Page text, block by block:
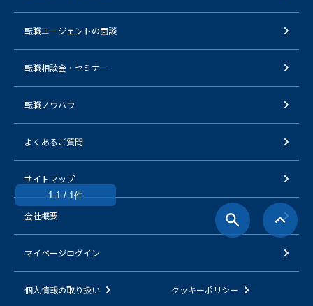
1-1 / 1件
転職エージェントの面談
転職相談会・セミナー
転職ノウハウ
よくあるご質問
サイトマップ
会社概要
マイページログイン
個人情報の取り扱い クッキーポリシー